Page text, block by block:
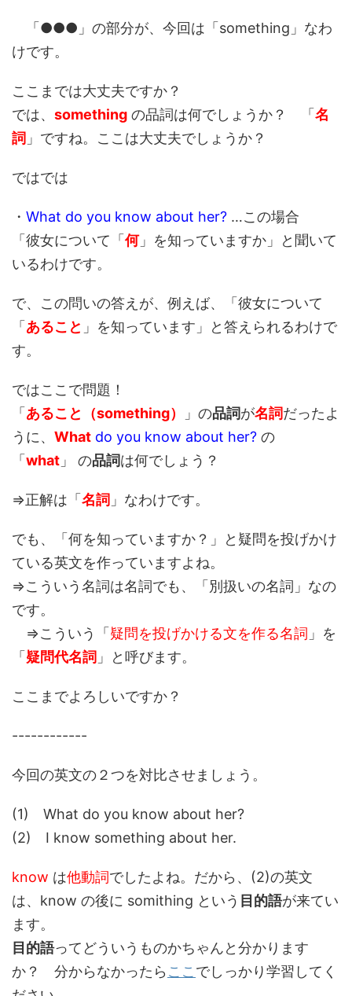
「●●●」の部分が、今回は「something」なわ
けです。
ここまでは大丈夫ですか？
では、 something の品詞は何でしょうか？ 「 名
詞 」ですね。ここは大丈夫でしょうか？
ではでは
・ What do you know about her? …この場合
「彼女について「 何」を知っていますか」と聞いて
いるわけです。
で、この問いの答えが、例えば、「彼女について
「 あること 」を知っています」と答えられるわけで
す。
ではここで問題！
「 あること（something） 」の品詞が名詞だったよ
うに、 What do you know about her? の
「 what 」 の品詞は何でしょう？
⇒正解は「 名詞 」なわけです。
でも、「何を知っていますか？」と疑問を投げかけ
ている英文を作っていますよね。
⇒こういう名詞は名詞でも、「別扱いの名詞」なの
です。
⇒こういう「 疑問を投げかける文を作る名詞 」を
「 疑問代名詞 」と呼びます。
ここまでよろしいですか？
------------
今回の英文の２つを対比させましょう。
(1) What do you know about her?
(2) I know something about her.
know は他動詞でしたよね。だから、(2)の英文
は、know の後に somithing という 目的語が来てい
ます。
目的語ってどういうものかちゃんと分かります
か？ 分からなかったら ここ でしっかり学習してく